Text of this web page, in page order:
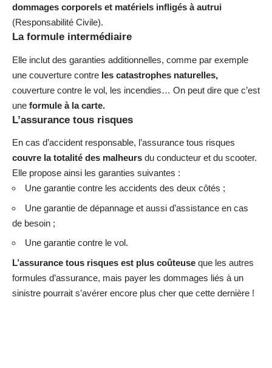
dommages corporels et matériels infligés à autrui
(Responsabilité Civile).
La formule intermédiaire
Elle inclut des garanties additionnelles, comme par exemple
une couverture contre les catastrophes naturelles,
couverture contre le vol, les incendies… On peut dire que c’est
une formule à la carte.
L’assurance tous risques
En cas d’accident responsable, l’assurance tous risques
couvre la totalité des malheurs du conducteur et du scooter.
Elle propose ainsi les garanties suivantes :
Une garantie contre les accidents des deux côtés ;
Une garantie de dépannage et aussi d’assistance en cas
de besoin ;
Une garantie contre le vol.
L’assurance tous risques est plus coûteuse que les autres
formules d’assurance, mais payer les dommages liés à un
sinistre pourrait s’avérer encore plus cher que cette dernière !